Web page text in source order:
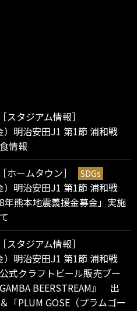
［スタジアム情報］
）明治安田J1 第1節 浦和戦
情報
［ホームタウン］ SDGs
）明治安田J1 第1節 浦和戦
8年熊本地震義援金募金」実施
［スタジアム情報］
）明治安田J1 第1節 浦和戦
式クラフトビール販売ブー
BEERSTREAM』 出
「PLUM GOSE（プラムゴー